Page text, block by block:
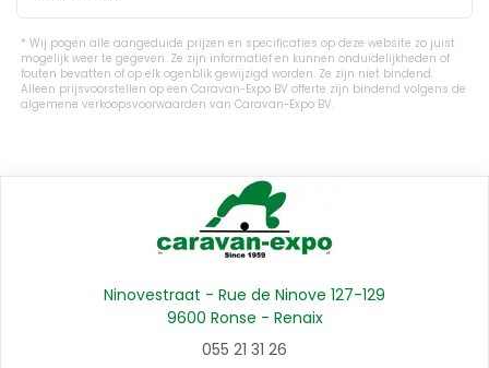
Wij pogen alle aangeduide prijzen en specificaties op deze website zo juist
mogelijk weer te gegeven. Ze zijn informatief en kunnen onduidelijkheden of
fouten bevatten of op elk ogenblik gewijzigd worden. Ze zijn niet bindend.
Alleen prijsvoorstellen op een Caravan-Expo BV offerte zijn bindend volgens de
algemene verkoopsvoorwaarden van Caravan-Expo BV.
Ninovestraat - Rue de Ninove 127-129
9600 Ronse - Renaix
055 21 31 26